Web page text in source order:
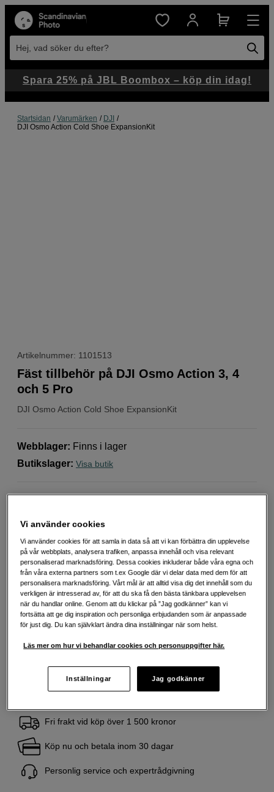
Hej, vad söker du efter?
Startsidan Varumärken
DJI
DJI Osmo Action Cold Shoe ExpansionKit
Artikelnummer: 1101513
DJI Osmo Action Cold Shoe ExpansionKit
Fäst tillbehör på DJI Osmo Action 3, 4
och 5 Pro
Webblager: Finns i lager
Butikslager: Visa butik
Enkel att montera
Mer information
279 SEK
Handla tryggt med delbetalning eller faktura Info
Lägg i kundvagn
Fri frakt vid köp över 1 500 kronor
Köp nu och betala inom 30 dagar
Personlig service och expertrådgivning
Spara 25% på JBL Boombox – köp din idag!
Vi använder cookies
Vi använder cookies för att samla in data så att vi kan förbättra din upplevelse
på vår webbplats, analysera trafiken, anpassa innehåll och visa relevant
personaliserad marknadsföring. Dessa cookies inkluderar både våra egna och
från våra externa partners som t.ex Google där vi delar data med dem för att
personalisera marknadsföring. Vårt mål är att alltid visa dig det innehåll som du
verkligen är intresserad av, för att du ska få den bästa tänkbara upplevelsen
när du handlar online. Genom att du klickar på ”Jag godkänner” kan vi
fortsätta att ge dig inspiration och personliga erbjudanden som är anpassade
för just dig. Du kan självklart ändra dina inställningar när som helst.
Läs mer om hur vi behandlar cookies och personuppgifter här.
Inställningar Jag godkänner